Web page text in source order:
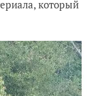
который